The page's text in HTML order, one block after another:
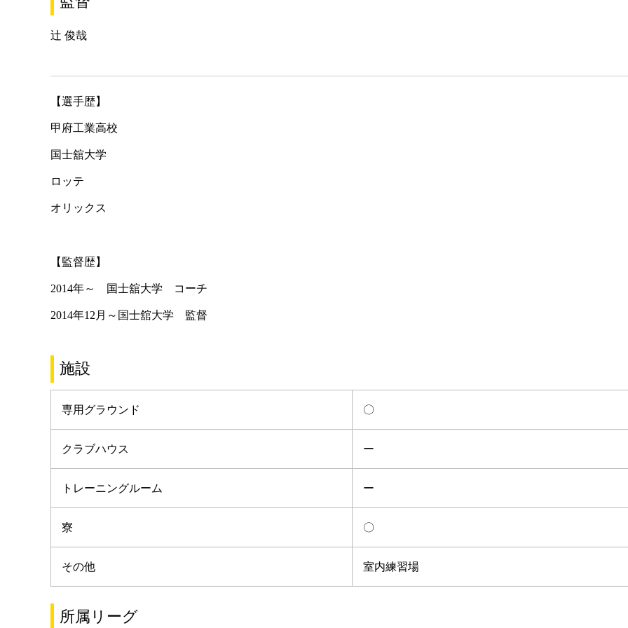
辻 俊哉
【選手歴】
甲府工業高校
国士舘大学
ロッテ
オリックス
【監督歴】
2014年～ 国士舘大学 コーチ
2014年12月～国士舘大学 監督
施設
専用グラウンド 〇
クラブハウス ー
トレーニングルーム ー
寮 〇
その他 室内練習場
所属リーグ